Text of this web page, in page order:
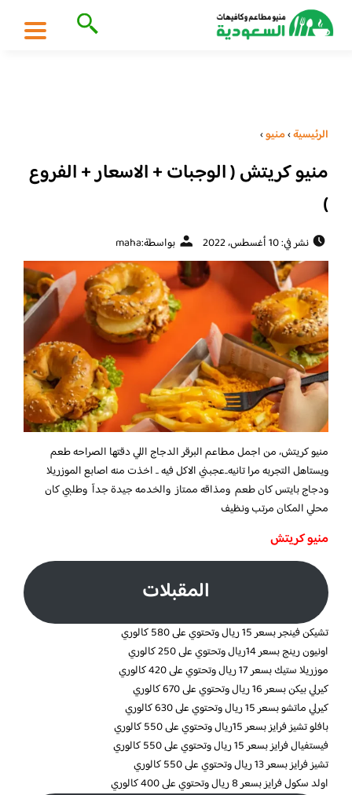
الرئيسية›منيو›
منيو كريتش ( الوجبات + الاسعار + الفروع
)
نشر في: 10 أغسطس، 2022 بواسطة:maha
منيو كريتش، من اجمل مطاعم البرقر الدجاج اللي دقتها الصراحه طعم
ويستاهل التجربه مرا تانيه..عجبني الاكل فيه .. اخذت منه اصابع الموزريلا
ودجاج بايتس كان طعم ومذاقه ممتاز والخدمه جيدة جدآ وطلبي كان
محلي المكان مرتب ونظيف
منيو كريتش
المقبلات
تشيكن فينجر بسعر 15 ريال وتحتوي على 580 كالوري
اونيون رينج بسعر 14ريال وتحتوي على 250 كالوري
موزريلا ستيك بسعر 17 ريال وتحتوي على 420 كالوري
كيرلي بيكن بسعر 16 ريال وتحتوي على 670 كالوري
كيرلي ماتشو بسعر 15 ريال وتحتوي على 630 كالوري
بافلو تشيز فرايز بسعر 15ريال وتحتوي على 550 كالوري
فيستفيال فرايز بسعر 15 ريال وتحتوي على 550 كالوري
تشيز فرايز بسعر 13 ريال وتحتوي على 550 كالوري
اولد سكول فرايز بسعر 8 ريال وتحتوي على 400 كالوري